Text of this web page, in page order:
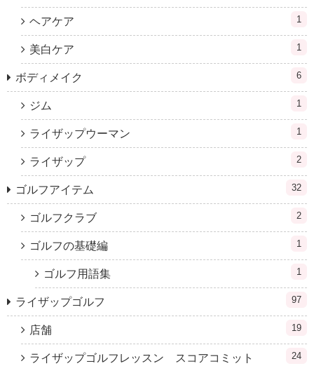
ヘアケア 1
美白ケア 1
ボディメイク 6
ジム 1
ライザップウーマン 1
ライザップ 2
ゴルフアイテム 32
ゴルフクラブ 2
ゴルフの基礎編 1
ゴルフ用語集 1
ライザップゴルフ 97
店舗 19
ライザップゴルフレッスン スコアコミット 24